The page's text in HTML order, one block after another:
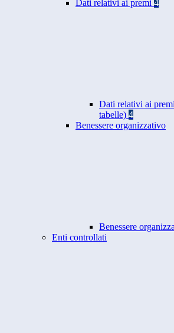
Dati relativi ai premi 4
Dati relativi ai
tabelle) 4
Benessere organizzativo
Benessere
Enti controllati